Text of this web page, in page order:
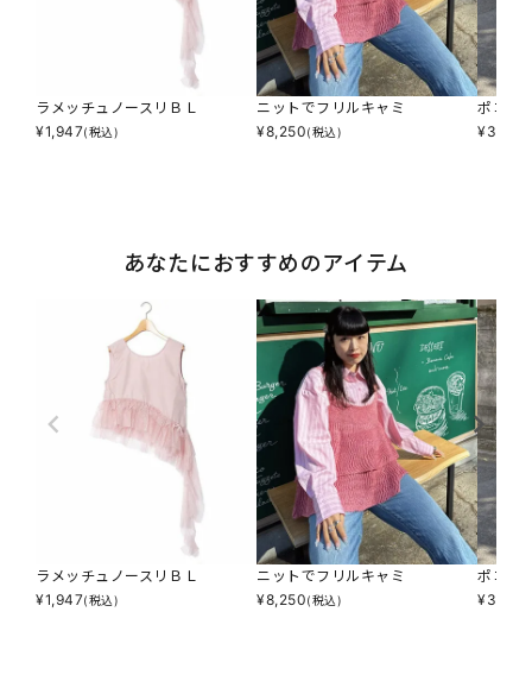
ラメッチュノースリＢＬ
¥1,947(税込)
ニットでフリルキャミ
¥8,250(税込)
ポコシ
¥3,795
あなたにおすすめのアイテム
ラメッチュノースリＢＬ
¥1,947(税込)
ニットでフリルキャミ
¥8,250(税込)
ポコシ
¥3,795